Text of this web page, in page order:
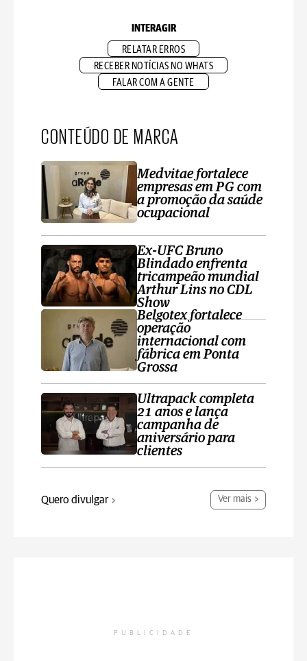
INTERAGIR
RELATAR ERROS
RECEBER NOTÍCIAS NO WHATS
FALAR COM A GENTE
CONTEÚDO DE MARCA
Medvitae fortalece
empresas em PG com
a promoção da saúde
ocupacional
Ex-UFC Bruno
Blindado enfrenta
tricampeão mundial
Arthur Lins no CDL
Show
Belgotex fortalece
operação
internacional com
fábrica em Ponta
Grossa
Ultrapack completa
21 anos e lança
campanha de
aniversário para
clientes
Quero divulgar Ver mais
PUBLICIDADE